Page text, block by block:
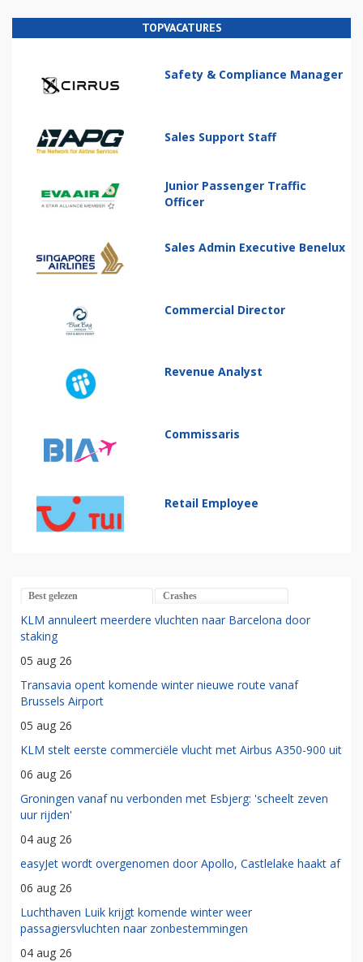
TOPVACATURES
Safety & Compliance Manager
Sales Support Staff
Junior Passenger Traffic
Officer
Sales Admin Executive Benelux
Commercial Director
Revenue Analyst
Commissaris
Retail Employee
Best gelezen Crashes
KLM annuleert meerdere vluchten naar Barcelona door
staking
05 aug 26
Transavia opent komende winter nieuwe route vanaf
Brussels Airport
05 aug 26
KLM stelt eerste commerciële vlucht met Airbus A350-900 uit
06 aug 26
Groningen vanaf nu verbonden met Esbjerg: 'scheelt zeven
uur rijden'
04 aug 26
easyJet wordt overgenomen door Apollo, Castlelake haakt af
06 aug 26
Luchthaven Luik krijgt komende winter weer
passagiersvluchten naar zonbestemmingen
04 aug 26